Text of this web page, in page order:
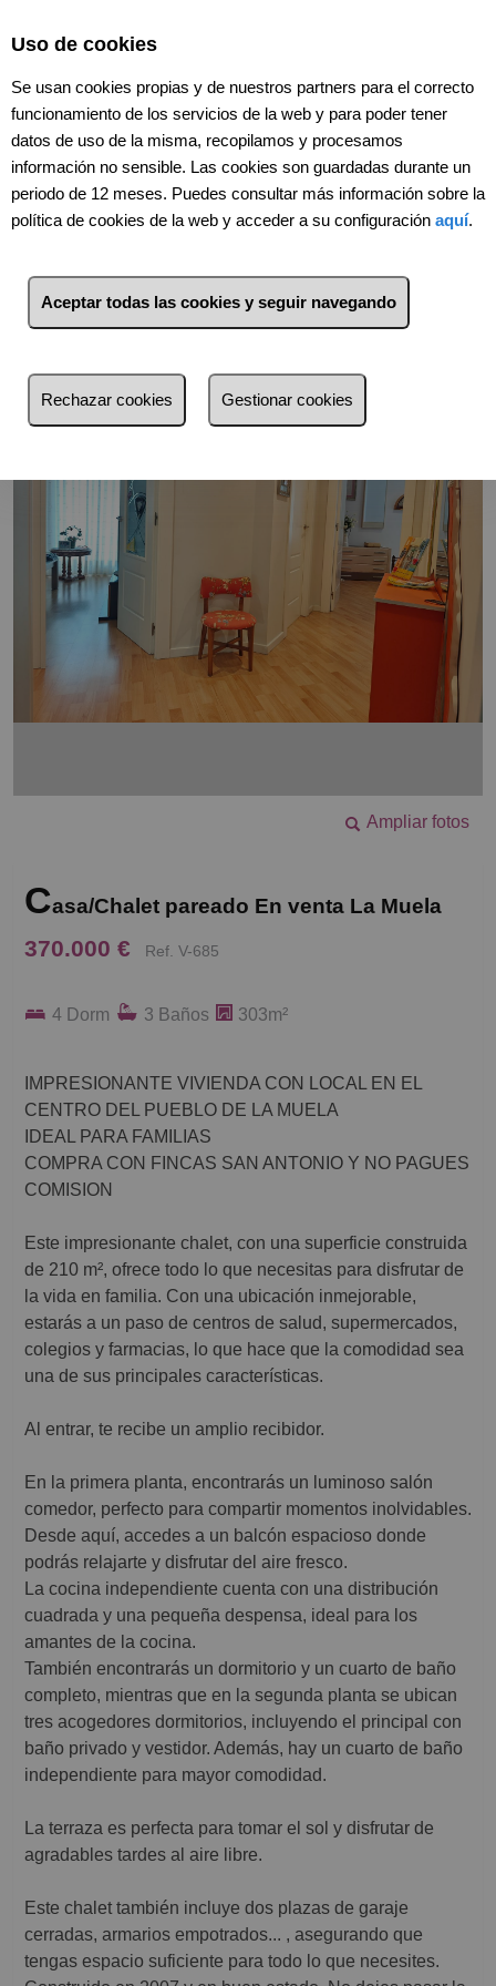
Ampliar fotos
Casa/Chalet pareado En venta La Muela
370.000 € Ref. V-685
4 Dorm 3 Baños 303m²
CENTRO DEL PUEBLO DE LA MUELA
IDEAL PARA FAMILIAS
COMPRA CON FINCAS SAN ANTONIO Y NO PAGUES
COMISION
Este impresionante chalet, con una superficie construida
de 210 m², ofrece todo lo que necesitas para disfrutar de
la vida en familia. Con una ubicación inmejorable,
estarás a un paso de centros de salud, supermercados,
colegios y farmacias, lo que hace que la comodidad sea
una de sus principales características.
Al entrar, te recibe un amplio recibidor.
En la primera planta, encontrarás un luminoso salón
comedor, perfecto para compartir momentos inolvidables.
Desde aquí, accedes a un balcón espacioso donde
podrás relajarte y disfrutar del aire fresco.
La cocina independiente cuenta con una distribución
cuadrada y una pequeña despensa, ideal para los
amantes de la cocina.
También encontrarás un dormitorio y un cuarto de baño
completo, mientras que en la segunda planta se ubican
tres acogedores dormitorios, incluyendo el principal con
baño privado y vestidor. Además, hay un cuarto de baño
independiente para mayor comodidad.
La terraza es perfecta para tomar el sol y disfrutar de
agradables tardes al aire libre.
Este chalet también incluye dos plazas de garaje
cerradas, armarios empotrados... , asegurando que
tengas espacio suficiente para todo lo que necesites.
Uso de cookies
Se usan cookies propias y de nuestros partners para el correcto
funcionamiento de los servicios de la web y para poder tener
datos de uso de la misma, recopilamos y procesamos
información no sensible. Las cookies son guardadas durante un
periodo de 12 meses. Puedes consultar más información sobre la
política de cookies de la web y acceder a su configuración aquí.
Aceptar todas las cookies y seguir navegando
Rechazar cookies Gestionar cookies